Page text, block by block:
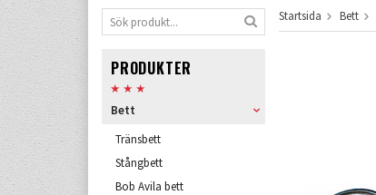
PRODUKTER
Bett
Tränsbett
Stångbett
Bob Avila bett
Startsida Bett